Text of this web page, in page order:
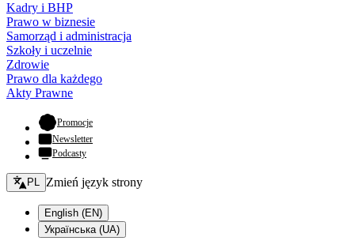
Kadry i BHP
Prawo w biznesie
Samorząd i administracja
Szkoły i uczelnie
Zdrowie
Prawo dla każdego
Akty Prawne
Promocje- otwiera się w nowej karcie
Newsletter
Podcasty
Zmień język - bieżący:
PL Zmień język strony
English (EN)
Українська (UA)